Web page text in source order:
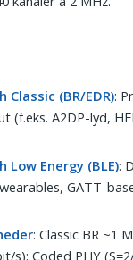
Classic (BR/EDR):
(f.eks. A2DP-lyd,
Low Energy (BLE):
GATT-
: Classic BR ~1
s); Coded PHY